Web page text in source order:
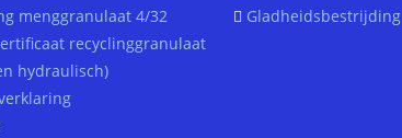
menggranulaat 4/32
recyclinggranulaat
hydraulisch)
Gladheidsbestrijding